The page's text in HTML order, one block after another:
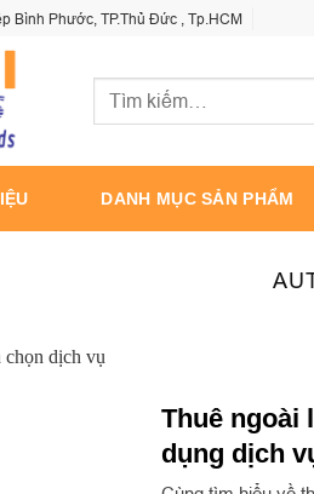
Bình Phước, TP.Thủ Đức , Tp.HCM
Tìm
DANH MỤC SẢN PHẨM
Thuê ngoài
dụng dịch